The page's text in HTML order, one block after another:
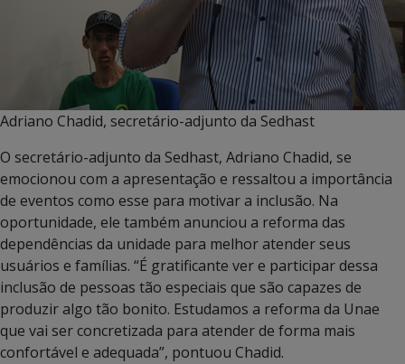
Adriano Chadid, secretário-adjunto da Sedhast
O secretário-adjunto da Sedhast, Adriano Chadid, se
emocionou com a apresentação e ressaltou a importância
de eventos como esse para motivar a inclusão. Na
oportunidade, ele também anunciou a reforma das
dependências da unidade para melhor atender seus
usuários e famílias. “É gratificante ver e participar dessa
inclusão de pessoas tão especiais que são capazes de
produzir algo tão bonito. Estudamos a reforma da Unae
que vai ser concretizada para atender de forma mais
confortável e adequada”, pontuou Chadid.